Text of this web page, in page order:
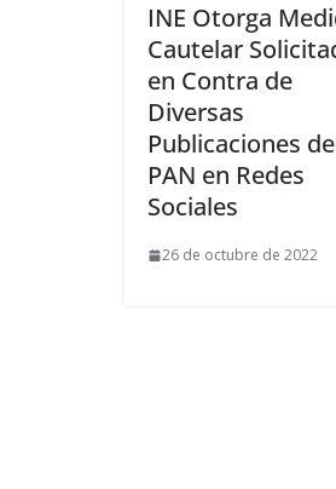
INE Otorga
Cautelar
en Contra de
Diversas
Publicaciones
PAN en Redes
Sociales
26 de octubre de 2022